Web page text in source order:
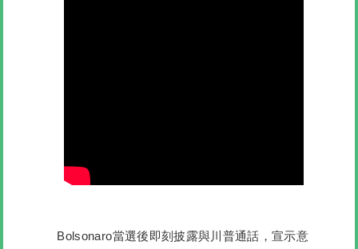
Bolsonaro當選後即刻披露與川普通話，宣示意